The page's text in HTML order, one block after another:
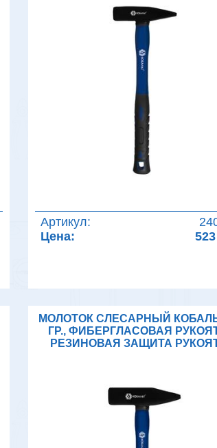
Артикул:
Цена:
МОЛОТОК СЛЕСАРНЫЙ
ГР., ФИБЕРГЛАСОВАЯ
РЕЗИНОВАЯ ЗАЩИТА